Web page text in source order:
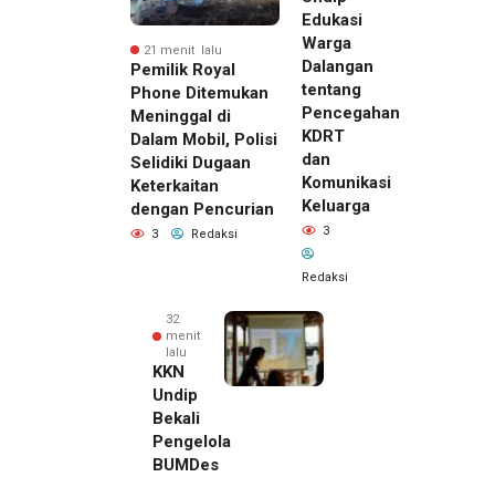
21 menit lalu
Pemilik Royal
Phone Ditemukan
Meninggal di
Dalam Mobil, Polisi
Selidiki Dugaan
Keterkaitan
dengan Pencurian
3 Redaksi
Edukasi
Warga
Dalangan
tentang
Pencegahan
KDRT
dan
Komunikasi
Keluarga
3
Redaksi
32
menit
lalu
KKN
Undip
Bekali
Pengelola
BUMDes